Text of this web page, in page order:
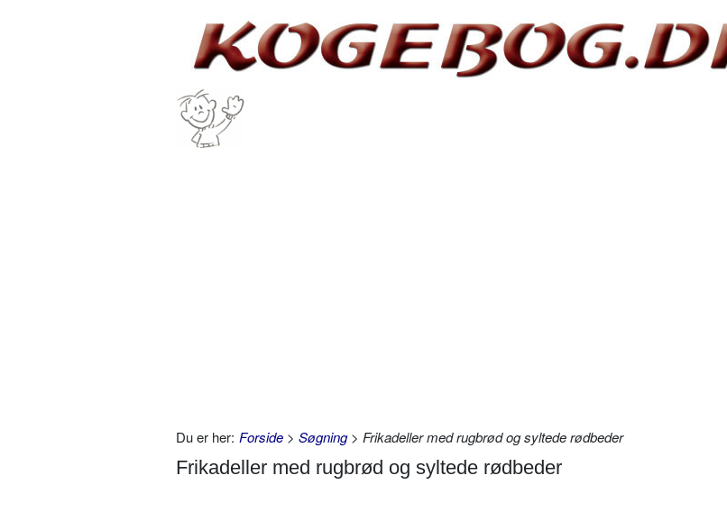
Du er her: Forside > Søgning> Frikadeller med rugbrød og syltede rødbeder
Frikadeller med rugbrød og syltede rødbeder